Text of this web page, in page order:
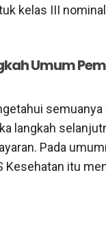
kelas III
Umum
langkah
Pada
Kesehatan itu